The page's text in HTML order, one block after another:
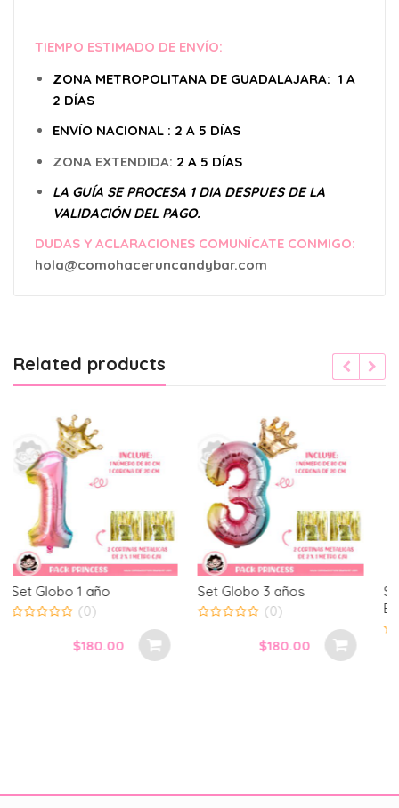
TIEMPO ESTIMADO DE ENVÍO:
ZONA METROPOLITANA DE GUADALAJARA: 1 A
2 DÍAS
ENVÍO NACIONAL : 2 A 5 DÍAS
ZONA EXTENDIDA: 2 A 5 DÍAS
LA GUÍA SE PROCESA 1 DIA DESPUES DE LA
VALIDACIÓN DEL PAGO.
DUDAS Y ACLARACIONES COMUNÍCATE CONMIGO:
hola@comohaceruncandybar.com
Related products
Set Globo 3 años
out
of
180.00
Set Banner Happy
Birthday blanco
0
out
(0)
200.00